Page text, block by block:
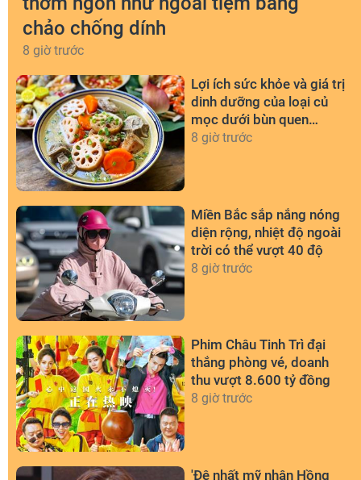
chảo chống dính
8 giờ trước
Lợi ích sức khỏe và giá trị
dinh dưỡng của loại củ
mọc dưới bùn quen
thuộc
8 giờ trước
Miền Bắc sắp nắng nóng
diện rộng, nhiệt độ ngoài
trời có thể vượt 40 độ
8 giờ trước
Phim Châu Tinh Trì đại
thắng phòng vé, doanh
thu vượt 8.600 tỷ đồng
8 giờ trước
'Đệ nhất mỹ nhân Hồng